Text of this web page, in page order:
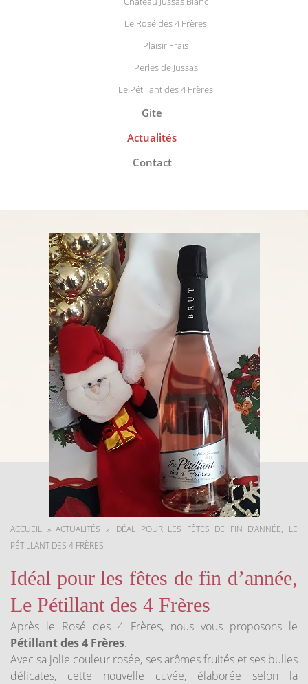
Le Rosé des 4 Frères
Plaisir Frais
Perles de Jussas
Le Pétillant des 4 Frères
Gite
Actualités
Contact
ACCUEIL »ACTUALITÉS » IDÉAL POUR LES FÊTES DE FIN D’ANNÉE, LE
PÉTILLANT DES 4 FRÈRES
Idéal pour les fêtes de fin d’année,
Le Pétillant des 4 Frères
Après le Rosé des 4 Frères, nous vous proposons le
Pétillant des 4 Frères.
Avec sa jolie couleur rosée, ses arômes fruités et ses bulles
délicates, cette nouvelle cuvée, élaborée selon la